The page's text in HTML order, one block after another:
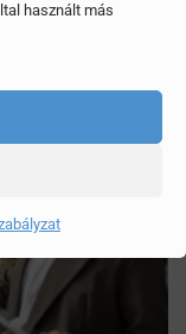
használt más